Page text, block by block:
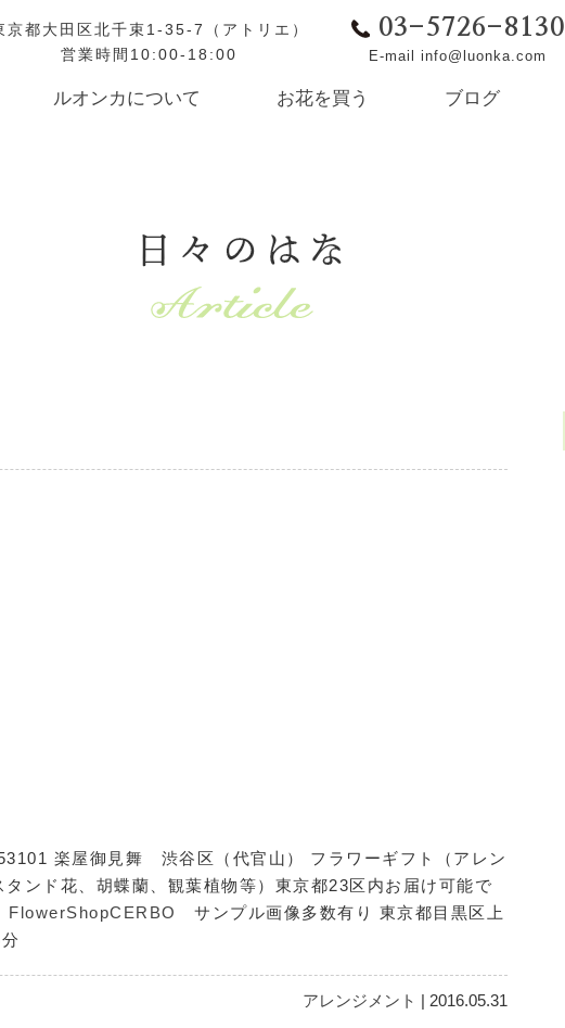
京都大田区北千束1-35-7（アトリエ）
営業時間10:00-18:00
03-5726-8130
E-mail info@luonka.com
ルオンカについて お花を買う ブログ
日々のはな
楽屋御見舞 渋谷区（代官山） フラワーギフト（アレン
ンド花、胡蝶蘭、観葉植物等）東京都23区内お届け可能で
FlowerShopCERBO
サンプル画像多数有り 東京都目黒区上
アレンジメント | 2016.05.31